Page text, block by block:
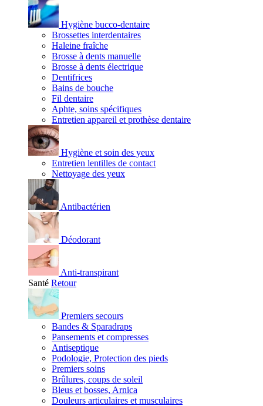
Hygiène bucco-dentaire
Brossettes interdentaires
Haleine fraîche
Brosse à dents manuelle
Brosse à dents électrique
Dentifrices
Bains de bouche
Fil dentaire
Aphte, soins spécifiques
Entretien appareil et prothèse dentaire
Hygiène et soin des yeux
Entretien lentilles de contact
Nettoyage des yeux
Antibactérien
Déodorant
Anti-transpirant
Santé Retour
Premiers secours
Bandes & Sparadraps
Pansements et compresses
Antiseptique
Podologie, Protection des pieds
Premiers soins
Brûlures, coups de soleil
Bleus et bosses, Arnica
Douleurs articulaires et musculaires